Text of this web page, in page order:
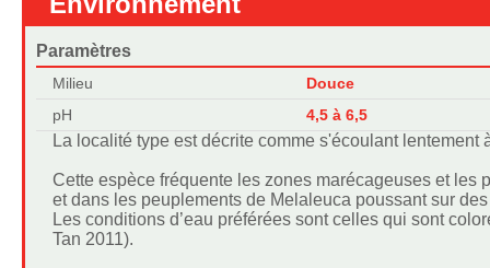
Paramètres
Milieu
Douce
pH
4,5 à 6,5
La localité type est décrite comme s'écoulant lentement
Cette espèce fréquente les zones marécageuses et les
et dans les peuplements de Melaleuca poussant sur
Les conditions d’eau préférées sont celles qui sont
Tan 2011).